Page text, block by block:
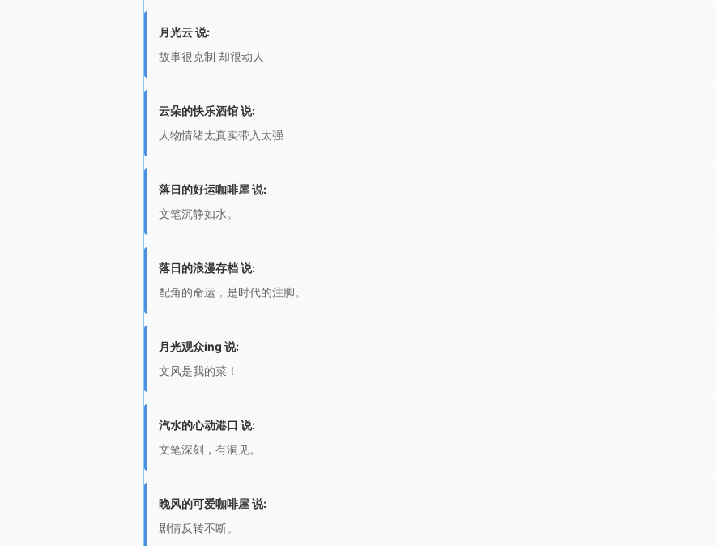
月光云 说:
故事很克制 却很动人
云朵的快乐酒馆 说:
人物情绪太真实带入太强
落日的好运咖啡屋 说:
文笔沉静如水。
落日的浪漫存档 说:
配角的命运，是时代的注脚。
月光观众ing 说:
文风是我的菜！
汽水的心动港口 说:
文笔深刻，有洞见。
晚风的可爱咖啡屋 说:
剧情反转不断。